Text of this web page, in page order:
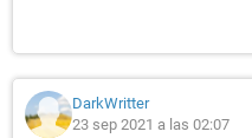
DarkWritter
23 sep 2021 a las 02:07